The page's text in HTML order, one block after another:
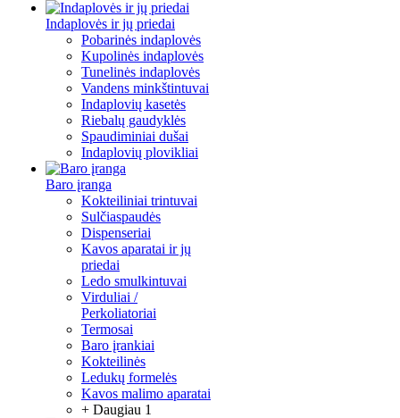
Indaplovės ir jų priedai
Pobarinės indaplovės
Kupolinės indaplovės
Tunelinės indaplovės
Vandens minkštintuvai
Indaplovių kasetės
Riebalų gaudyklės
Spaudiminiai dušai
Indaplovių plovikliai
Baro įranga
Kokteiliniai trintuvai
Sulčiaspaudės
Dispenseriai
Kavos aparatai ir jų
priedai
Ledo smulkintuvai
Virduliai /
Perkoliatoriai
Termosai
Baro įrankiai
Kokteilinės
Ledukų formelės
Kavos malimo aparatai
+ Daugiau 1